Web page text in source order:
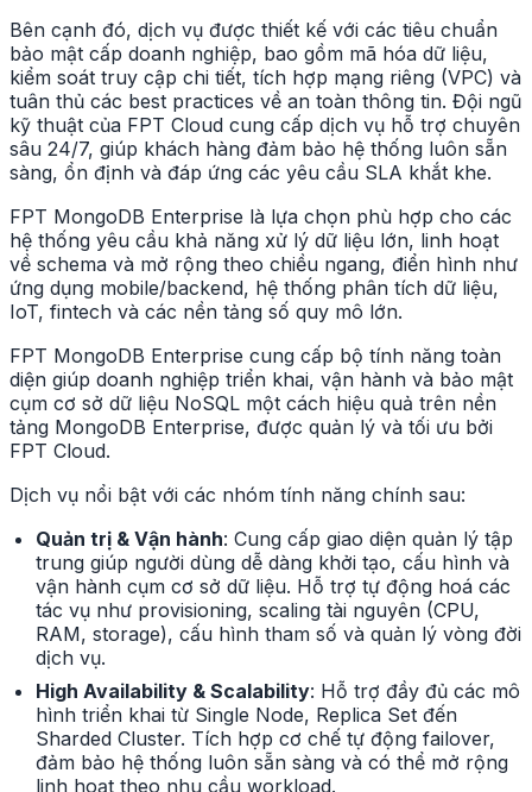
Bên cạnh đó, dịch vụ được thiết kế với các tiêu chuẩn
bảo mật cấp doanh nghiệp, bao gồm mã hóa dữ liệu,
kiểm soát truy cập chi tiết, tích hợp mạng riêng (VPC) và
tuân thủ các best practices về an toàn thông tin. Đội ngũ
kỹ thuật của FPT Cloud cung cấp dịch vụ hỗ trợ chuyên
sâu 24/7, giúp khách hàng đảm bảo hệ thống luôn sẵn
sàng, ổn định và đáp ứng các yêu cầu SLA khắt khe.
FPT MongoDB Enterprise là lựa chọn phù hợp cho các
hệ thống yêu cầu khả năng xử lý dữ liệu lớn, linh hoạt
về schema và mở rộng theo chiều ngang, điển hình như
ứng dụng mobile/backend, hệ thống phân tích dữ liệu,
IoT, fintech và các nền tảng số quy mô lớn.
FPT MongoDB Enterprise cung cấp bộ tính năng toàn
diện giúp doanh nghiệp triển khai, vận hành và bảo mật
cụm cơ sở dữ liệu NoSQL một cách hiệu quả trên nền
tảng MongoDB Enterprise, được quản lý và tối ưu bởi
FPT Cloud.
Dịch vụ nổi bật với các nhóm tính năng chính sau:
Quản trị & Vận hành: Cung cấp giao diện quản lý tập
trung giúp người dùng dễ dàng khởi tạo, cấu hình và
vận hành cụm cơ sở dữ liệu. Hỗ trợ tự động hoá các
tác vụ như provisioning, scaling tài nguyên (CPU,
RAM, storage), cấu hình tham số và quản lý vòng đời
dịch vụ.
High Availability & Scalability: Hỗ trợ đầy đủ các mô
hình triển khai từ Single Node, Replica Set đến
Sharded Cluster. Tích hợp cơ chế tự động failover,
đảm bảo hệ thống luôn sẵn sàng và có thể mở rộng
linh hoạt theo nhu cầu workload.